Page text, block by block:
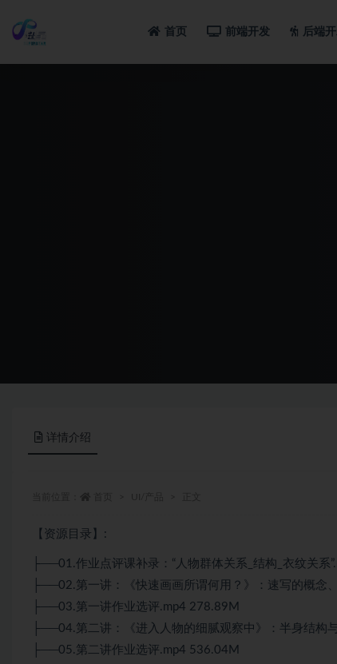
首页 前端开发 后端
详情介绍
【资源目录】:
├──01.作业点评课补录：“人物群体关系_结构_衣纹关系
├──02.第一讲：《快速画画所谓何用？》：速写的概念
├──03.第一讲作业选评.mp4 278.89M
├──04.第二讲：《进入人物的细腻观察中》：半身结构
├──05.第二讲作业选评.mp4 536.04M